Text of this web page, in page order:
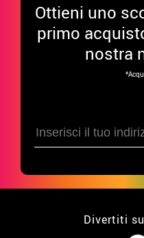
Ottieni uno
primo
nostra
Divertiti